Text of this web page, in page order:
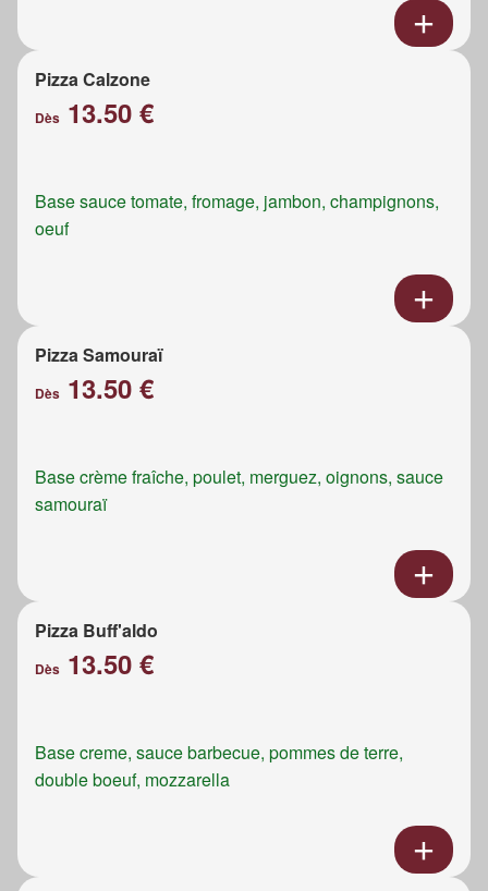
Pizza Calzone
Dès 13.50 €
Base sauce tomate, fromage, jambon, champignons,
oeuf
Pizza Samouraï
Dès 13.50 €
Base crème fraîche, poulet, merguez, oignons, sauce
samouraï
Pizza Buff'aldo
Dès 13.50 €
Base creme, sauce barbecue, pommes de terre,
double boeuf, mozzarella